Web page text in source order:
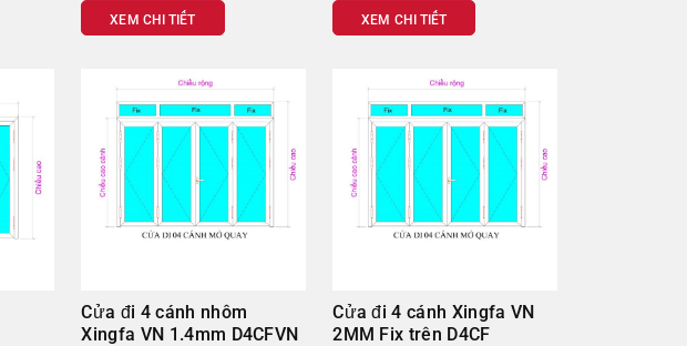
Quy cách
Ngang x cao (mm)
Đơn giá
(VND/m2)
940 x 2415 1.450.000
1800 x 2415 1.600.000
3400 x 2415 1.500.000
3600 x 2800 1.100.000
XEM CHI TIẾT XEM CHI TIẾT
Cửa đi 4 cánh nhôm
Xingfa VN 1.4mm D4CFVN
Cửa đi 4 cánh Xingfa VN
2MM Fix trên D4CF